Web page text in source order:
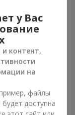
(поштучно)
Заказать
у Вас
контент,
на
файлы
доступна